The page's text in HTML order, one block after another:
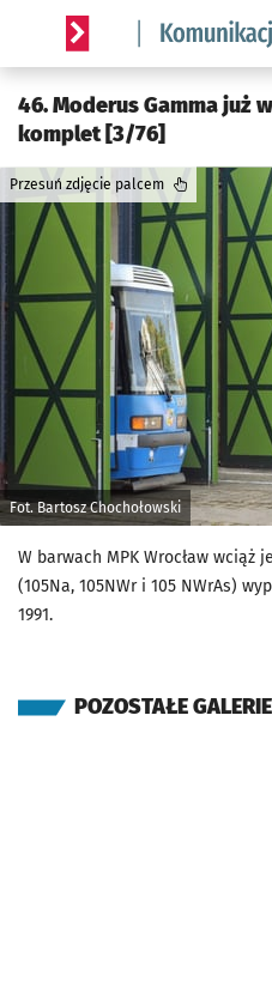
Serwis informacyjny
46. Moderus Gamma już
komplet [3/76]
Fot. Bartosz Chochołowski
Przesuń zdjęcie palcem
W barwach MPK Wrocław wciąż
(105Na, 105NWr i 105 NWrAs)
1991.
POZOSTAŁE